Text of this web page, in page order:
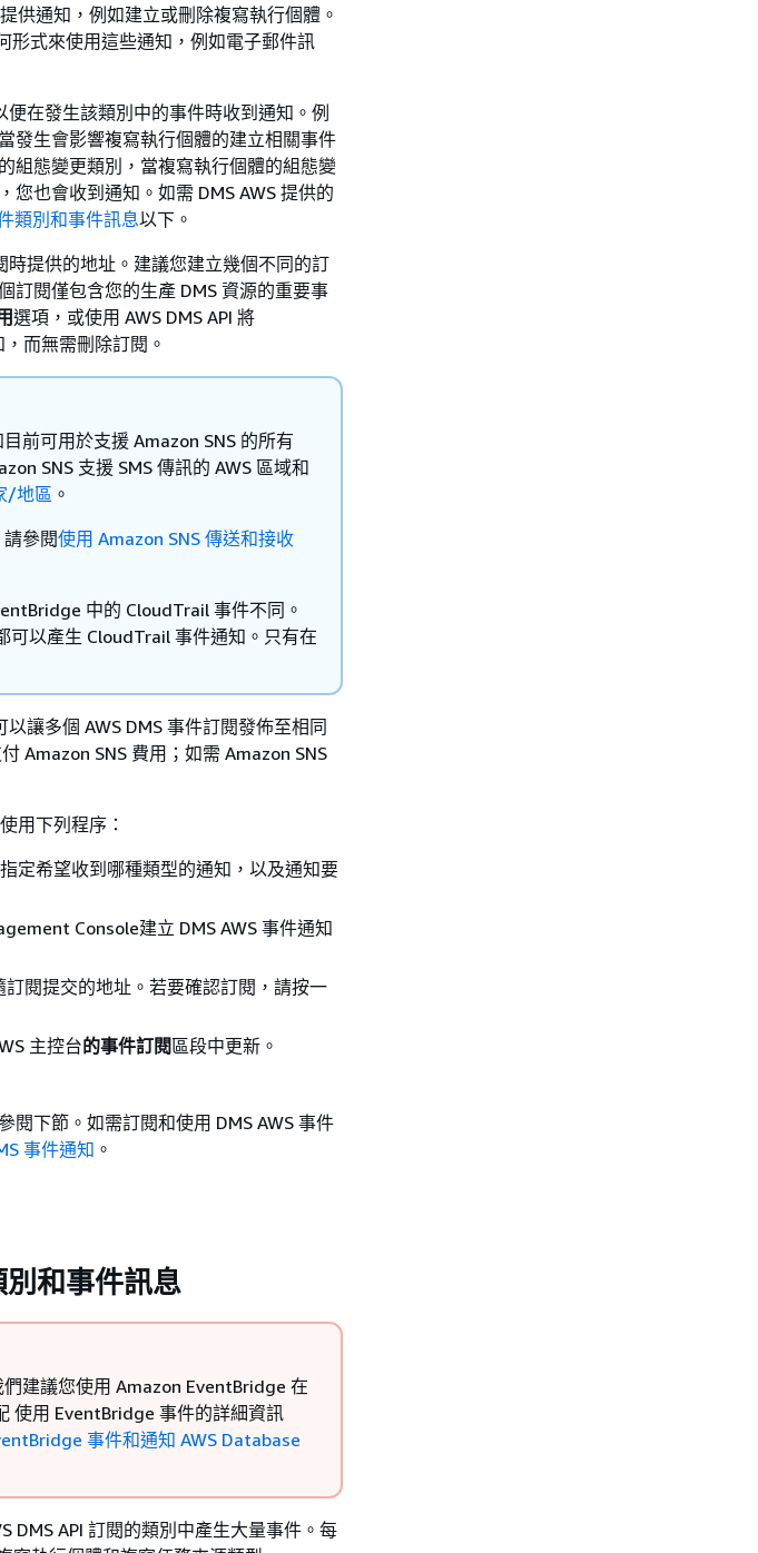
供通知，例如建立或刪除複寫執行個體。
形式來使用這些通知，例如電子郵件訊
在發生該類別中的事件時收到通知。例
發生會影響複寫執行個體的建立相關事件
組態變更類別，當複寫執行個體的組態變
也會收到通知。如需 DMS AWS 提供的
類別和事件訊息以下。
時提供的地址。建議您建立幾個不同的訂
訂閱僅包含您的生產 DMS 資源的重要事
選項，或使用 AWS DMS API 將
而無需刪除訂閱。
前可用於支援 Amazon SNS 的所有
SNS 支援 SMS 傳訊的 AWS 區域和
/地區 。
參閱使用 Amazon SNS 傳送和接收
中的 CloudTrail 事件不同。
可以產生 CloudTrail 事件通知。只有在
讓多個 AWS DMS 事件訂閱發佈至相同
Amazon SNS 費用；如需 Amazon SNS
用下列程序：
定希望收到哪種類型的通知，以及通知要
Console建立 DMS AWS 事件通知
閱提交的地址。若要確認訂閱，請按一
主控台的事件訂閱區段中更新。
下節。如需訂閱和使用 DMS AWS 事件
事件通知 。
別和事件訊息
建議您使用 Amazon EventBridge 在
使用 EventBridge 事件的詳細資訊
事件和通知 AWS Database
DMS API 訂閱的類別中產生大量事件。每